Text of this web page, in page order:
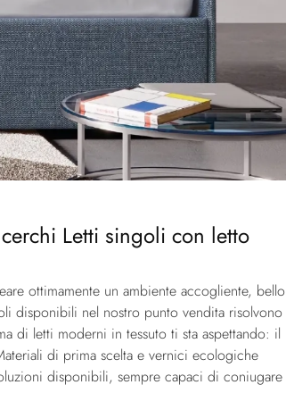
Letti singoli con letto
ottimamente un ambiente accogliente, bello
disponibili nel nostro punto vendita risolvono
di letti moderni in tessuto ti sta aspettando: il
di prima scelta e vernici ecologiche
disponibili, sempre capaci di coniugare